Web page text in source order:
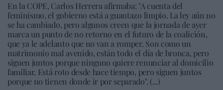
En la COPE, Carlos Herrera afirmaba: "A cuenta del
feminismo, el gobierno está a guantazo limpio. La ley aún no
se ha cambiado, pero algunos creen que la jornada de ayer
marca un punto de no retorno en el futuro de la coalición,
que ya le adelanto que no van a romper. Son como un
matrimonio mal avenido, están todo el día de bronca, pero
siguen juntos porque ninguno quiere renunciar al domicilio
familiar. Está roto desde hace tiempo, pero siguen juntos
porque no tienen donde ir por separado". (...)